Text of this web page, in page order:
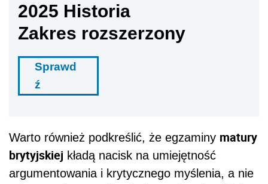
2025 Historia
Zakres rozszerzony
Sprawd
ź
Warto również podkreślić, że egzaminy matury
brytyjskiej kładą nacisk na umiejętność
argumentowania i krytycznego myślenia, a nie